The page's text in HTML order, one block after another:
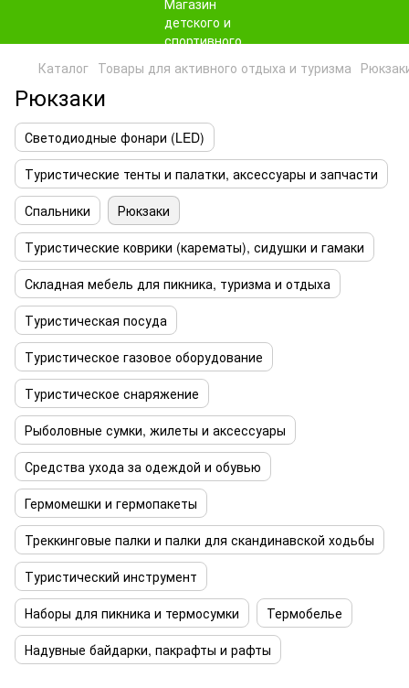
Каталог Товары для активного отдыха и туризма
Рюкзаки
Светодиодные фонари (LED)
Туристические тенты и палатки, аксессуары и запчасти
Спальники
Рюкзаки
Туристические коврики (карематы), сидушки и гамаки
Складная мебель для пикника, туризма и отдыха
Туристическая посуда
Туристическое газовое оборудование
Туристическое снаряжение
Рыболовные сумки, жилеты и аксессуары
Средства ухода за одеждой и обувью
Гермомешки и гермопакеты
Треккинговые палки и палки для скандинавской ходьбы
Туристический инструмент
Наборы для пикника и термосумки
Термобелье
Надувные байдарки, пакрафты и рафты